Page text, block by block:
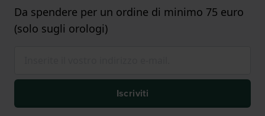
Da spendere per un ordine di minimo 75 euro
(solo sugli orologi)
Iscriviti